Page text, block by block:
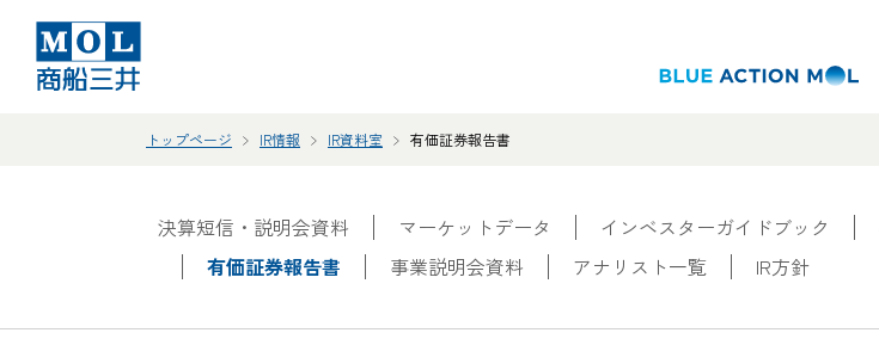
トップページ IR情報 IR資料室 有価証券報告書
決算短信・説明会資料 マーケットデータ インベスターガイドブック
有価証券報告書
事業説明会資料 アナリスト一覧 IR方針